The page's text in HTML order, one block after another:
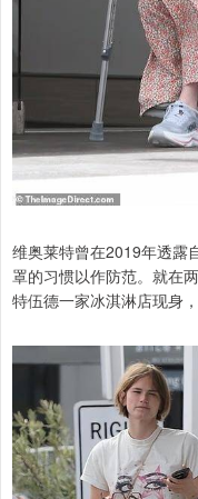
维奥莱特曾在2019年透露
罩的习惯以作防范。就在
特伍德一家冰淇淋店现身